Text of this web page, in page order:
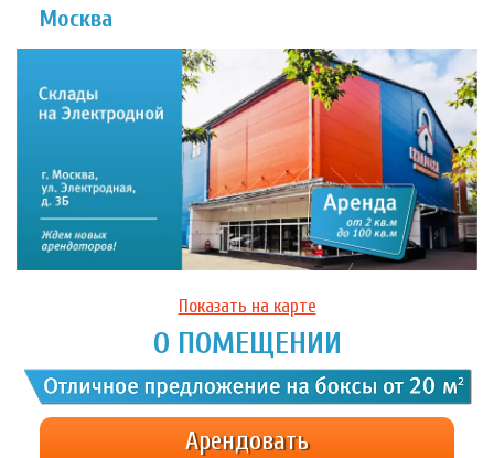
Москва
Показать на карте
О ПОМЕЩЕНИИ
Арендовать